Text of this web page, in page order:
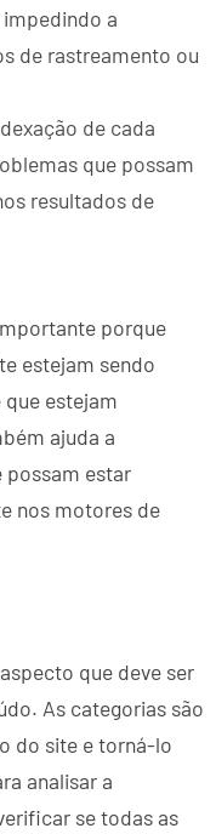
a
de rastreamento ou
de cada
que possam
resultados de
porque
estejam sendo
estejam
ajuda a
estar
nos motores de
que deve ser
As categorias são
do site e torná-lo
analisar a
se todas as